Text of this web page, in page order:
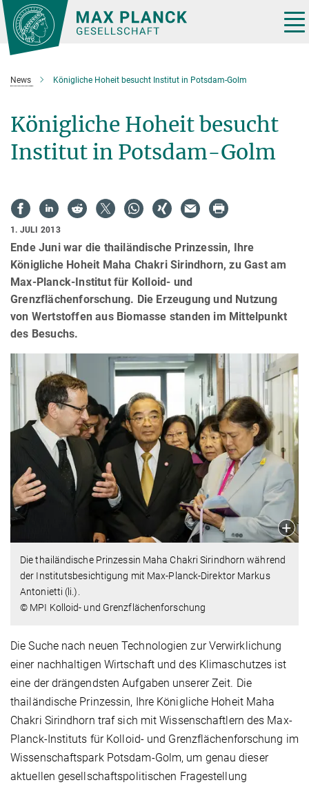
Hauptinhalt
News Königliche Hoheit besucht Institut in Potsdam-Golm
Königliche Hoheit besucht
Institut in Potsdam-Golm
1. JULI 2013
Ende Juni war die thailändische Prinzessin, Ihre
Königliche Hoheit Maha Chakri Sirindhorn, zu Gast am
Max-Planck-Institut für Kolloid- und
Grenzflächenforschung. Die Erzeugung und Nutzung
von Wertstoffen aus Biomasse standen im Mittelpunkt
des Besuchs.
Die thailändische Prinzessin Maha Chakri Sirindhorn während
der Institutsbesichtigung mit Max-Planck-Direktor Markus
Antonietti (li.).
© MPI Kolloid- und Grenzflächenforschung
Die Suche nach neuen Technologien zur Verwirklichung
einer nachhaltigen Wirtschaft und des Klimaschutzes ist
eine der drängendsten Aufgaben unserer Zeit. Die
thailändische Prinzessin, Ihre Königliche Hoheit Maha
Chakri Sirindhorn traf sich mit Wissenschaftlern des Max-
Planck-Instituts für Kolloid- und Grenzflächenforschung im
Wissenschaftspark Potsdam-Golm, um genau dieser
aktuellen gesellschaftspolitischen Fragestellung